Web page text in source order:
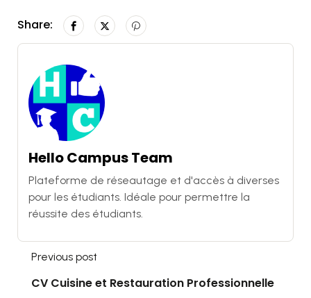
Share:
Hello Campus Team
Plateforme de réseautage et d'accès à diverses
pour les étudiants. Idéale pour permettre la
réussite des étudiants.
Previous post
CV Cuisine et Restauration Professionnelle